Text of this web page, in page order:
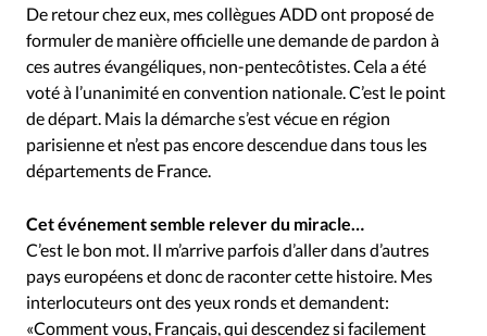
De retour chez eux, mes collègues ADD ont proposé de
formuler de manière officielle une demande de pardon à
ces autres évangéliques, non-pentecôtistes. Cela a été
voté à l’unanimité en convention nationale. C’est le point
de départ. Mais la démarche s’est vécue en région
parisienne et n’est pas encore descendue dans tous les
départements de France.
Cet événement semble relever du miracle…
C’est le bon mot. Il m’arrive parfois d’aller dans d’autres
pays européens et donc de raconter cette histoire. Mes
interlocuteurs ont des yeux ronds et demandent:
«Comment vous, Français, qui descendez si facilement